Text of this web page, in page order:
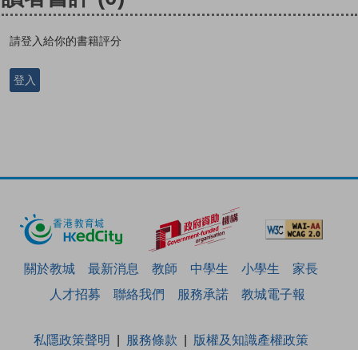
請登入給你的書籍評分
登入
關於教城 最新消息 教師 中學生 小學生
家長
人才招募
聯絡我們 服務承諾 教城電子報
私隱政策聲明 服務條款
版權及知識產權政策